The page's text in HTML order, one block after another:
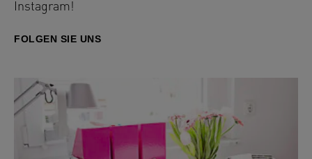
Instagram!
FOLGEN SIE UNS